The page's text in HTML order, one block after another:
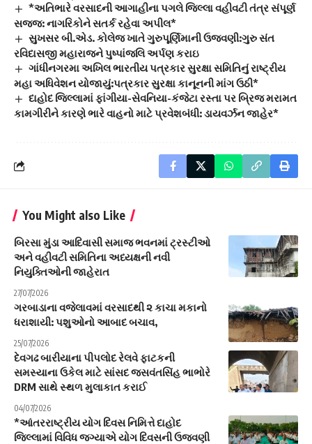
*અતિભારે વરસાદની આગાહીના પગલે જિલ્લા વહીવટી તંત્ર સંપૂર્ણ
સજ્જ: નાગરિકોને સતર્ક રહેવા અપીલ*
સુખસર બી.એડ. કોલેજ ખાતે ગુરુપૂર્ણિમાની ઉજવણી:ગુરુ સંત
રવિદાસજી મહારાજને પુષ્પાંજલિ અર્પણ કરાઇ
ગાંધીનગરમા અખિલ ભારતીય પત્રકાર સુરક્ષા સમિતિનું રાષ્ટ્રીય
મહા અધિવેશન યોજાયું:પત્રકાર સુરક્ષા કાનૂનની માંગ ઉઠી*
દાહોદ જિલ્લામાં ફાંગીયા-સેવનિયા-કંજેટા રસ્તા પર બ્રિજ મરામત
કામગીરીને કારણે ભારે વાહનો માટે પ્રવેશબંધી: ડાયવર્ઝન જાહેર*
You Might also Like
બિરસા મુંડા આદિવાસી સમાજ ભવનમાં ટ્રસ્ટીઓ
અને વહીવટી સમિતિના અધ્યક્ષની નવી
નિયુક્તિઓની જાહેરાત
27/07/2026
ગરબાડાના વજેલાવમાં વરસાદથી ૨ કાચા મકાનો
ધરાશાયી: પશુઓનો આબાદ બચાવ,
25/07/2026
દેવગઢ બારીયાના પીપલોદ રેલવે ફાટકની
સમસ્યાના ઉકેલ માટે સાંસદ જસવંતસિંહ ભાભોરે
DRM સાથે સ્થળ મુલાકાત કરાઈ
04/07/2026
*આંતરરાષ્ટ્રીય યોગ દિવસ નિમિત્તે દાહોદ
જિલ્લામાં વિવિધ જગ્યાએ યોગ દિવસની ઉજવણી